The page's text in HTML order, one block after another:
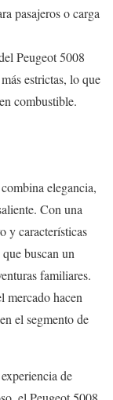
pasajeros o carga
Peugeot 5008
estrictas, lo que
combustible.
elegancia,
Con una
y características
buscan un
familiares.
mercado hacen
el segmento de
de